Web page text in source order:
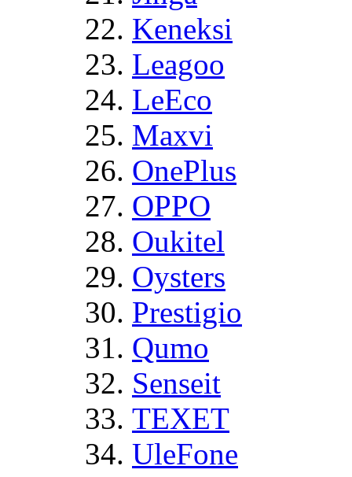
Keneksi
Leagoo
LeEco
Maxvi
OnePlus
OPPO
Oukitel
Oysters
Prestigio
Qumo
Senseit
TEXET
UleFone